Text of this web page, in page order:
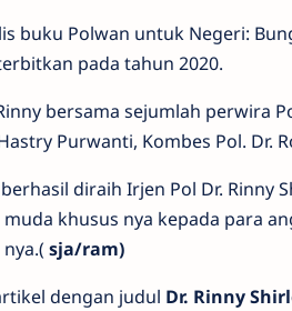
buku Polwan untuk Negeri:
pada tahun 2020.
bersama sejumlah perwira
Purwanti, Kombes Pol. Dr.
diraih Irjen Pol Dr. Rinny
khusus nya kepada para
sja/ram)
dengan judul Dr. Rinny